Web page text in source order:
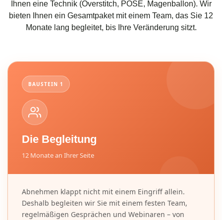
Ihnen eine Technik (Overstitch, POSE, Magenballon). Wir
bieten Ihnen ein Gesamtpaket mit einem Team, das Sie 12
Monate lang begleitet, bis Ihre Veränderung sitzt.
BAUSTEIN 1
Die Begleitung
12 Monate an Ihrer Seite
Abnehmen klappt nicht mit einem Eingriff allein.
Deshalb begleiten wir Sie mit einem festen Team,
regelmäßigen Gesprächen und Webinaren – von